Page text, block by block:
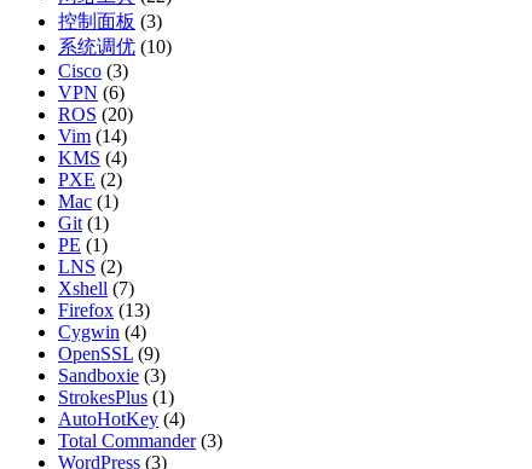
控制面板 (3)
系统调优 (10)
Cisco (3)
VPN (6)
ROS (20)
Vim (14)
KMS (4)
PXE (2)
Mac (1)
Git (1)
PE (1)
LNS (2)
Xshell (7)
Firefox (13)
Cygwin (4)
OpenSSL (9)
Sandboxie (3)
StrokesPlus (1)
AutoHotKey (4)
Total Commander(3)
WordPress (3)